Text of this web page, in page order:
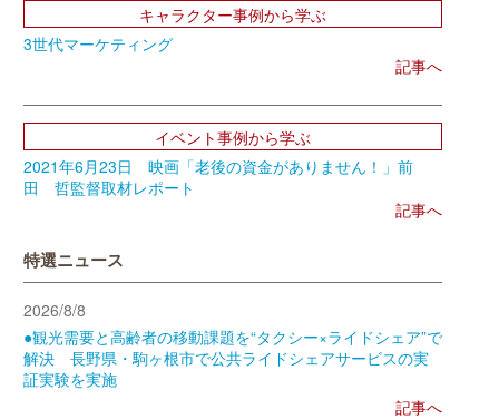
キャラクター事例から学ぶ
3世代マーケティング
記事へ
イベント事例から学ぶ
2021年6月23日 映画「老後の資金がありません！」前
田 哲監督取材レポート
記事へ
特選ニュース
2026/8/8
●観光需要と高齢者の移動課題を“タクシー×ライドシェア”で
解決 長野県・駒ヶ根市で公共ライドシェアサービスの実
証実験を実施
記事へ